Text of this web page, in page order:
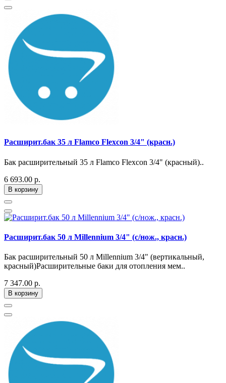
Расширит.бак 35 л Flamco Flexcon 3/4" (красн.)
Бак расширительный 35 л Flamco Flexcon 3/4" (красный)..
6 693.00 р.
В корзину
Расширит.бак 50 л Millennium 3/4" (с/нож., красн.)
Бак расширительный 50 л Millennium 3/4" (вертикальный,
красный)Расширительные баки для отопления мем..
7 347.00 р.
В корзину